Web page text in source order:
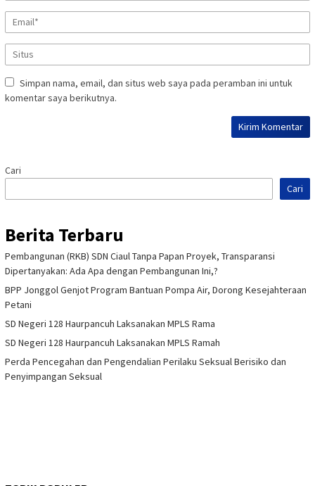
Simpan nama, email, dan situs web saya pada peramban ini untuk
komentar saya berikutnya.
Cari
Cari
Berita Terbaru
Pembangunan (RKB) SDN Ciaul Tanpa Papan Proyek, Transparansi
Dipertanyakan: Ada Apa dengan Pembangunan Ini,?
BPP Jonggol Genjot Program Bantuan Pompa Air, Dorong Kesejahteraan
Petani
SD Negeri 128 Haurpancuh Laksanakan MPLS Rama
SD Negeri 128 Haurpancuh Laksanakan MPLS Ramah
Perda Pencegahan dan Pengendalian Perilaku Seksual Berisiko dan
Penyimpangan Seksual